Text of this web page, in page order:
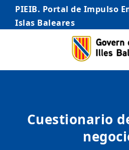
PIEIB. Portal de Impulso
Islas Baleares
INICIO
AUTÓNOMO/AUTÓNOMA
Cuestionario